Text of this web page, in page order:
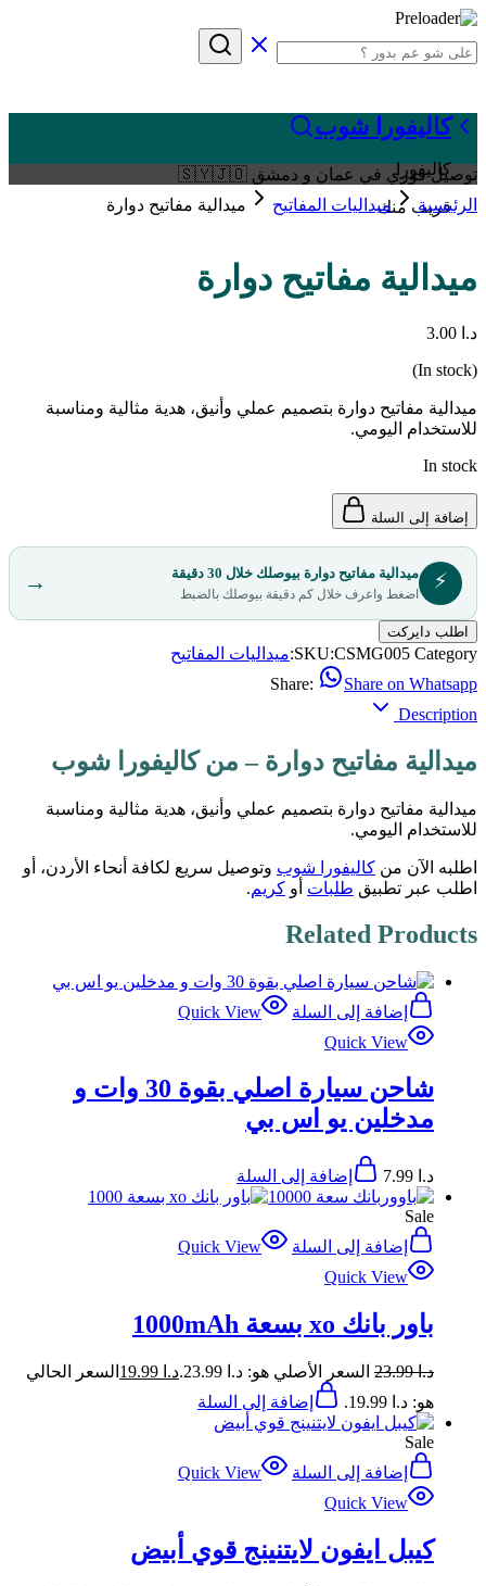
كاليفورا شوب
كاليفورا
قريب منك
توصيل فوري في عمان و دمشق 🇸🇾🇯🇴
الرئيسية
ميداليات المفاتيح ميدالية مفاتيح دوارة
ميدالية مفاتيح دوارة
د.ا
(In stock)
ميدالية مفاتيح دوارة بتصميم عملي وأنيق، هدية مثالية ومناسبة
للاستخدام اليومي.
In stock
إضافة إلى السلة
⚡ ميدالية مفاتيح دوارة بيوصلك خلال 30 دقيقة
اضغط واعرف خلال كم دقيقة بيوصلك بالضبط →
اطلب دايركت
SKU:CSMG005 Category:
ميداليات المفاتيح
Share:
Share on Whatsapp
Description
ميدالية مفاتيح دوارة – من كاليفورا شوب
ميدالية مفاتيح دوارة بتصميم عملي وأنيق، هدية مثالية ومناسبة
للاستخدام اليومي.
اطلبه الآن من كاليفورا شوب وتوصيل سريع لكافة أنحاء الأردن، أو
اطلب عبر تطبيق طلبات أو كريم.
Related Products
إضافة إلى السلة
Quick View
Quick View
شاحن سيارة اصلي بقوة 30 وات و
مدخلين يو اس بي
د.ا إضافة إلى السلة
Sale
إضافة إلى السلة
Quick View
Quick View
باور بانك xo بسعة 1000mAh
د.ا23.99 السعر الأصلي هو: د.ا 23.99. د.ا
السعر الحالي
هو: د.ا 19.99.
إضافة إلى السلة
Sale
إضافة إلى السلة
Quick View
Quick View
كيبل ايفون لايتنينج قوي أبيض